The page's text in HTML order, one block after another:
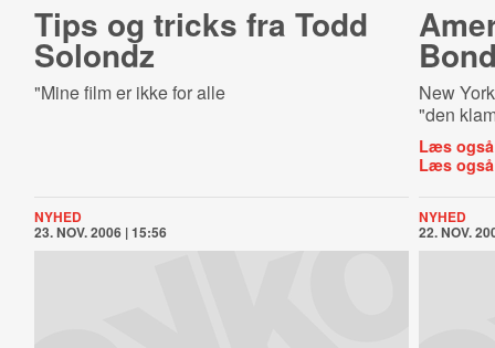
Tips og tricks fra Todd
Solondz
"Mine film er ikke for alle
New
"den
Læs
Læs
NYHED
23. NOV. 2006 | 15:56
NYHED
22. NOV.